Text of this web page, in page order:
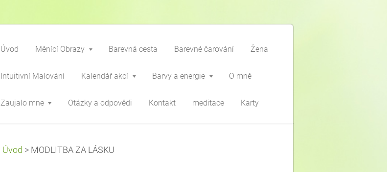
Úvod Měnící Obrazy Barevná cesta Barevné čarování Žena
Intuitivní Malování Kalendář akcí Barvy a energie O mně
Zaujalo mne Otázky a odpovědi Kontakt meditace Karty
Úvod > MODLITBA ZA LÁSKU